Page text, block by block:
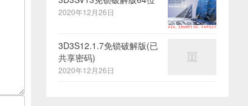
2020年12月26日
3D3S12.1.7免锁破解版(已
共享密码)
2020年12月26日